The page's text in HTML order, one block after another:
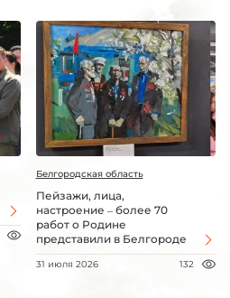
Белгородская область
Пейзажи, лица,
настроение – более 70
работ о Родине
представили в Белгороде
31 июля 2026 132